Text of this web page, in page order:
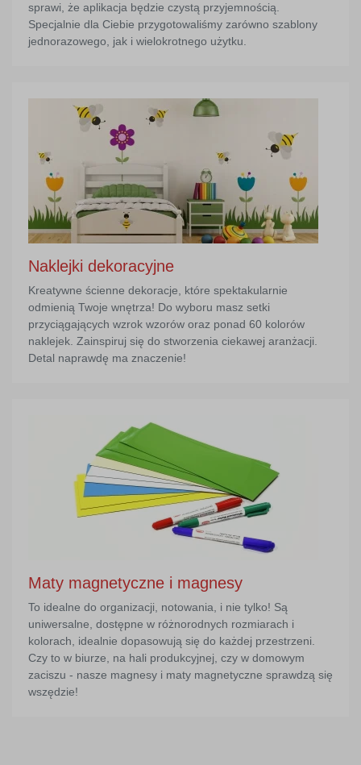
sprawi, że aplikacja będzie czystą przyjemnością.
Specjalnie dla Ciebie przygotowaliśmy zarówno szablony
jednorazowego, jak i wielokrotnego użytku.
Naklejki dekoracyjne
Kreatywne ścienne dekoracje, które spektakularnie
odmienią Twoje wnętrza! Do wyboru masz setki
przyciągających wzrok wzorów oraz ponad 60 kolorów
naklejek. Zainspiruj się do stworzenia ciekawej aranżacji.
Detal naprawdę ma znaczenie!
Maty magnetyczne i magnesy
To idealne do organizacji, notowania, i nie tylko! Są
uniwersalne, dostępne w różnorodnych rozmiarach i
kolorach, idealnie dopasowują się do każdej przestrzeni.
Czy to w biurze, na hali produkcyjnej, czy w domowym
zaciszu - nasze magnesy i maty magnetyczne sprawdzą się
wszędzie!